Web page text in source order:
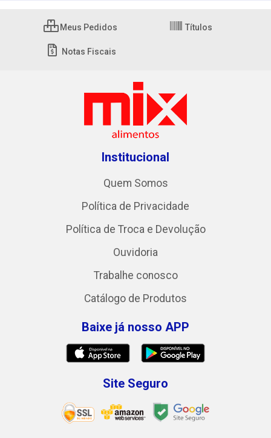
Meus Pedidos Títulos
Notas Fiscais
Institucional
Quem Somos
Política de Privacidade
Política de Troca e Devolução
Ouvidoria
Trabalhe conosco
Catálogo de Produtos
Baixe já nosso APP
Site Seguro